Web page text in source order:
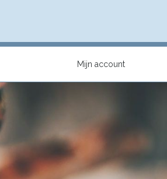
Mijn account